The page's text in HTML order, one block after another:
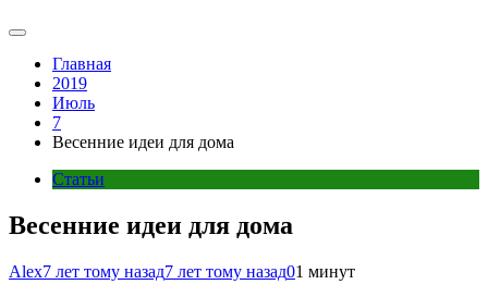
Главная
2019
Июль
7
Весенние идеи для дома
Статьи
Весенние идеи для дома
Alex7 лет тому назад7 лет тому назад01 минут